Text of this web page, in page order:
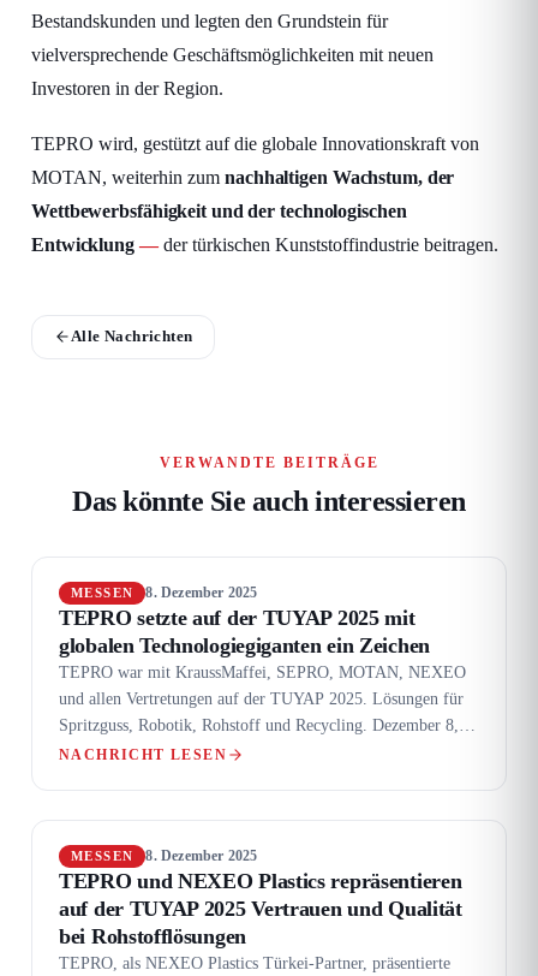
Bestandskunden und legten den Grundstein für
vielversprechende Geschäftsmöglichkeiten mit neuen
Investoren in der Region.
TEPRO wird, gestützt auf die globale Innovationskraft von
MOTAN, weiterhin zum nachhaltigen Wachstum, der
Wettbewerbsfähigkeit und der technologischen
Entwicklung
der türkischen Kunststoffindustrie beitragen.
Alle Nachrichten
VERWANDTE BEITRÄGE
Das könnte Sie auch interessieren
MESSEN 8. Dezember 2025
TEPRO setzte auf der TUYAP 2025 mit
globalen Technologiegiganten ein Zeichen
TEPRO war mit KraussMaffei, SEPRO, MOTAN, NEXEO
und allen Vertretungen auf der TUYAP 2025. Lösungen für
Spritzguss, Robotik, Rohstoff und Recycling. Dezember 8,
2025 Messen Von…
NACHRICHT LESEN
MESSEN 8. Dezember 2025
TEPRO und NEXEO Plastics repräsentieren
auf der TUYAP 2025 Vertrauen und Qualität
bei Rohstofflösungen
TEPRO, als NEXEO Plastics Türkei-Partner, präsentierte